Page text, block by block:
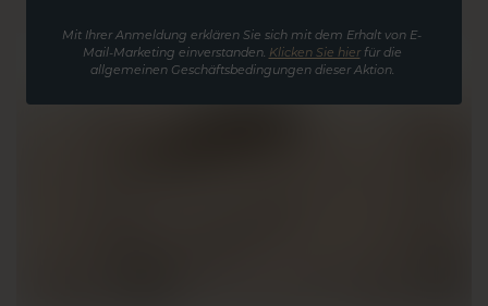
Mit Ihrer Anmeldung erklären Sie sich mit dem Erhalt von E-
Mail-Marketing einverstanden. Klicken Sie hierfür die
allgemeinen Geschäftsbedingungen dieser Aktion.